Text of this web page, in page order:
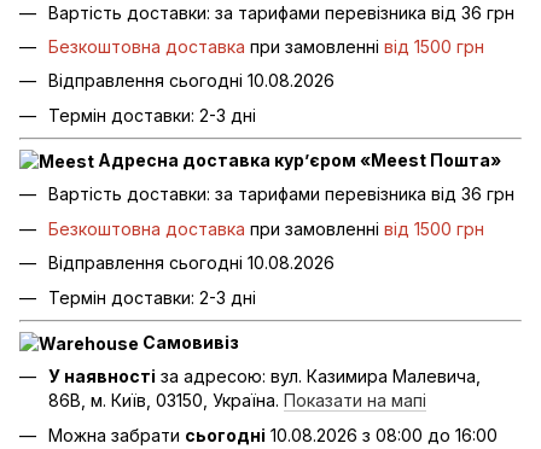
Вартість доставки: за тарифами перевізника від 36 грн
Безкоштовна доставка при замовленні від 1500 грн
Відправлення сьогодні 10.08.2026
Термін доставки: 2-3 дні
Адресна доставка кур’єром «Meest Пошта»
Вартість доставки: за тарифами перевізника від 36 грн
Безкоштовна доставка при замовленні від 1500 грн
Відправлення сьогодні 10.08.2026
Термін доставки: 2-3 дні
Самовивіз
У наявності за адресою: вул. Казимира Малевича,
86В, м. Київ, 03150, Україна. Показати на мапі
Можна забрати сьогодні 10.08.2026 з 08:00 до 16:00